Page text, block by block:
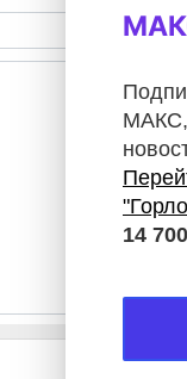
МАКС,
14